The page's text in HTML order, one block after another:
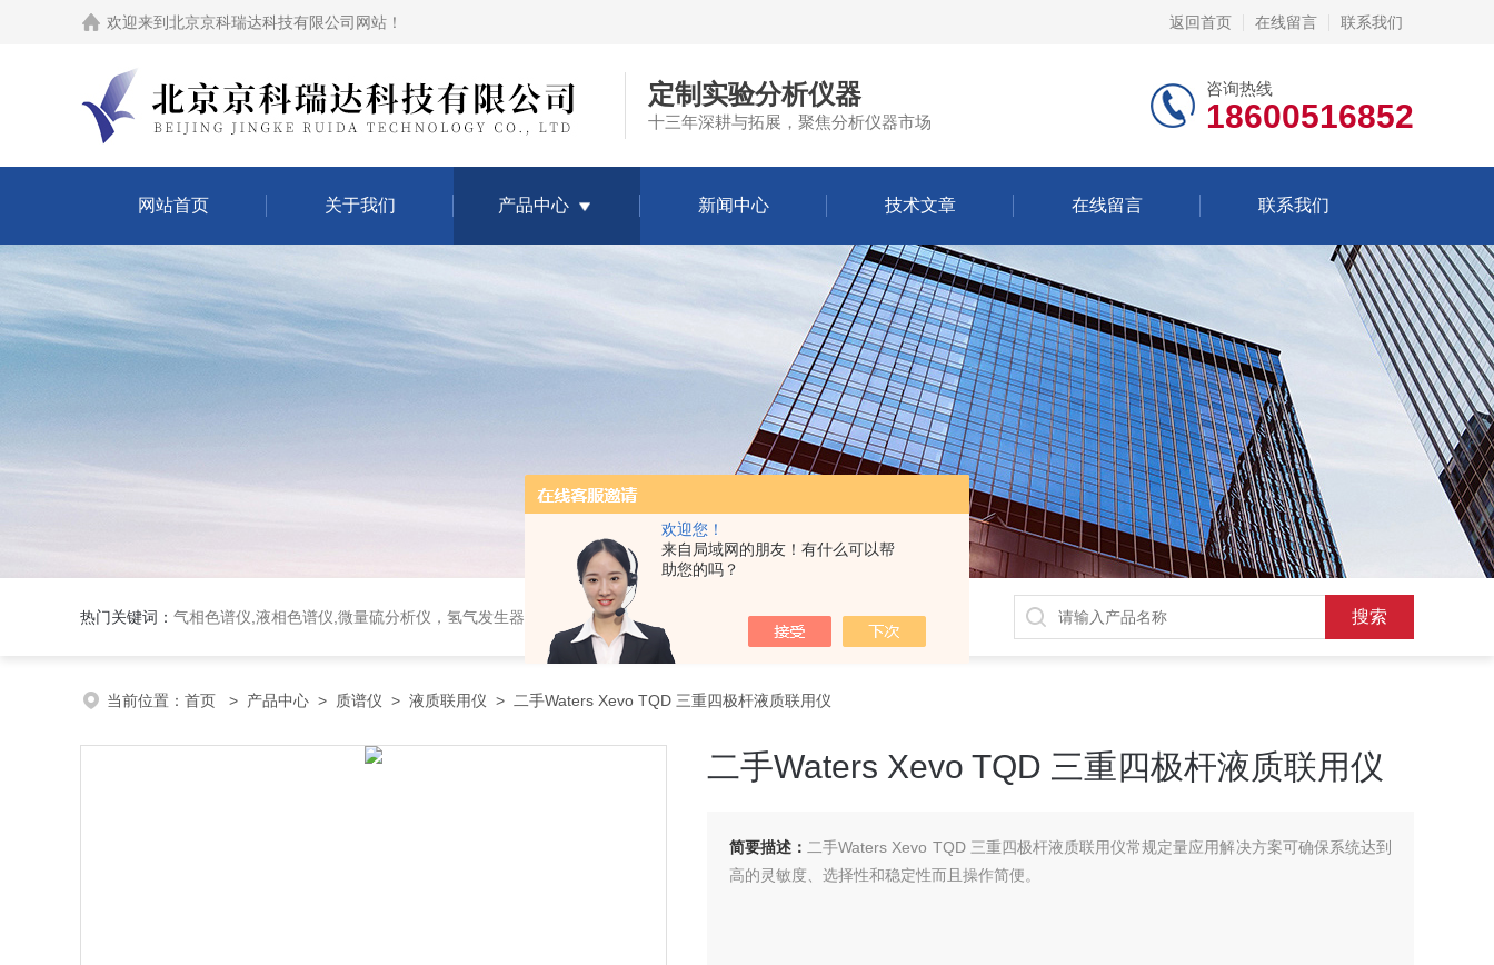
欢迎您！
来自局域网的朋友！有什么可以帮
助您的吗？
欢迎来到 北京京科瑞达科技有限公司网站 ！ 返回首页 在线留言 联系我们
定制实验分析仪器
十三年深耕与拓展，聚焦分析仪器市场
咨询热线
18600516852
网站首页 关于我们 产品中心 新闻中心 技术文章 在线留言 联系我们
热门关键词： 气相色谱仪,液相色谱仪,微量硫分析仪，氢气发生器，氮气发生器，空气发生器，色谱耗件（N2000色谱工作站，色谱柱、阀件、进样器、色谱担体），顶空进样器，热解析仪，紫外分光光度计，原子吸收分光光度计，傅立叶红外光谱仪，分析天平等常规实验室产品。
当前位置： 首页 > 产品中心 > 质谱仪 > 液质联用仪 > 二手Waters Xevo TQD 三重四极杆液质联用仪
二手Waters Xevo TQD 三重四极杆液质联用仪
简要描述： 二手Waters Xevo TQD 三重四极杆液质联用仪常规定量应用解决方案可确保系统达到
高的灵敏度、选择性和稳定性而且操作简便。